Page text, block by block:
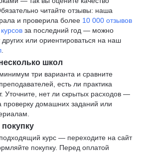
читайте отзывы: наша
и проверила более 10 000 отзывов
за последний год — можно
других или ориентироваться на наш
школ
три варианта и сравните
есть ли практика
Уточните, нет ли скрытых расходов —
проверку домашних заданий или
курс — переходите на сайт
покупку. Перед оплатой